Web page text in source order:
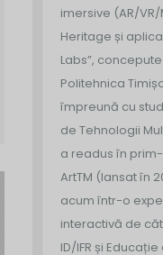
imersive (AR/
Heritage și
Labs”,
Politehnica
împreună cu
de Tehnologii
a readus în
ArtTM (lansat în
acum într-o
interactivă de
ID/IFR și